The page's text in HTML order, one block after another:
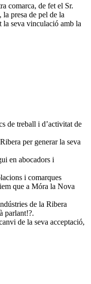
comarca, de fet el Sr.
presa de pel de la
seva vinculació amb la
de treball i d’activitat de
per generar la seva
en abocadors i
i comarques
que a Móra la Nova
de la Ribera
parlant!?.
de la seva acceptació,